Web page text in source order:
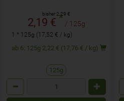
bisher 2,29 €
2,19 €* / 125g
1 * 125g (17,52 € / kg)
ab 6: 125g 2,22 € (17,76 € / kg)
125g